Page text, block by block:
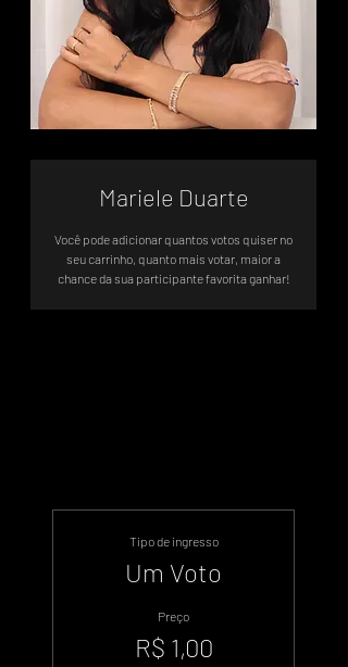
Mariele Duarte
Você pode adicionar quantos votos quiser no
seu carrinho, quanto mais votar, maior a
chance da sua participante favorita ganhar!
Tipo de ingresso
Um Voto
Preço
R$ 1,00